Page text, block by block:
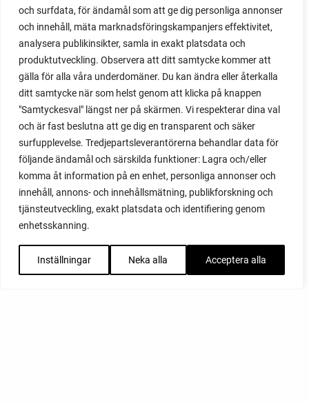
och surfdata, för ändamål som att ge dig personliga annonser
och innehåll, mäta marknadsföringskampanjers effektivitet,
analysera publikinsikter, samla in exakt platsdata och
produktutveckling. Observera att ditt samtycke kommer att
gälla för alla våra underdomäner. Du kan ändra eller återkalla
ditt samtycke när som helst genom att klicka på knappen
"Samtyckesval" längst ner på skärmen. Vi respekterar dina val
och är fast beslutna att ge dig en transparent och säker
surfupplevelse. Tredjepartsleverantörerna behandlar data för
följande ändamål och särskilda funktioner: Lagra och/eller
komma åt information på en enhet, personliga annonser och
innehåll, annons- och innehållsmätning, publikforskning och
tjänsteutveckling, exakt platsdata och identifiering genom
enhetsskanning.
Inställningar Neka alla Acceptera alla